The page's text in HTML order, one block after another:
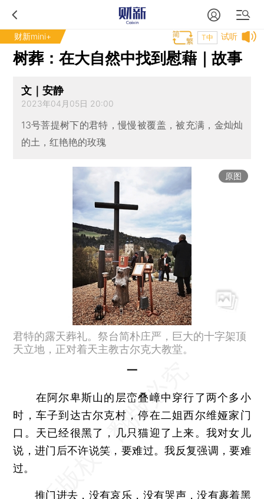
财新mini+ 试听
T中
树葬：在大自然中找到慰藉｜故事
文｜安静
2023年04月05日 20:00
13号菩提树下的君特，慢慢被覆盖，被充满，金灿灿
的土，红艳艳的玫瑰
原图
君特的露天葬礼。祭台简朴庄严，巨大的十字架顶
天立地，正对着天主教古尔克大教堂。
一
在阿尔卑斯山的层峦叠嶂中穿行了两个多小
时，车子到达古尔克村，停在二姐西尔维娅家门
口。天已经很黑了，几只猫迎了上来。我对女儿
说，进门后不许说笑，要难过。我反复强调，要难
过。
推门进去，没有哀乐，没有哭声，没有裹着黑